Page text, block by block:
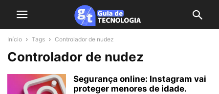
Início Tags Controlador de nudez
Controlador de nudez
Segurança online: Instagram vai
proteger menores de idade.